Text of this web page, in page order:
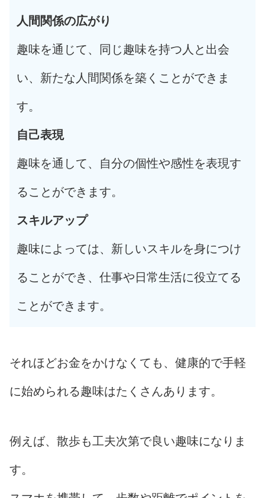
人間関係の広がり
趣味を通じて、同じ趣味を持つ人と出会
い、新たな人間関係を築くことができま
す。
自己表現
趣味を通して、自分の個性や感性を表現す
ることができます。
スキルアップ
趣味によっては、新しいスキルを身につけ
ることができ、仕事や日常生活に役立てる
ことができます。
それほどお金をかけなくても、健康的で手軽
に始められる趣味はたくさんあります。
例えば、散歩も工夫次第で良い趣味になりま
す。